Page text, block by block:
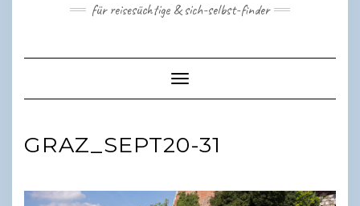
für reisesüchtige & sich-selbst-finder
Toggle Navigation
GRAZ_SEPT20-31